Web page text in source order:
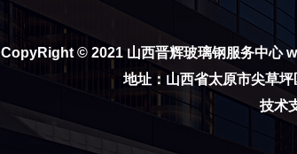
CopyRight © 2021山西晋辉玻璃钢服务中心
地址：山西省太原市尖草
技术